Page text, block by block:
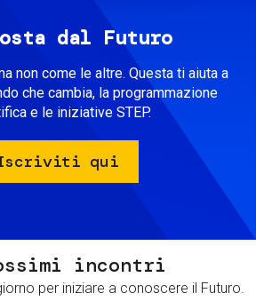
dal Futuro
non come le altre. Questa ti aiuta a
che cambia, la programmazione
e le iniziative STEP.
qui
incontri
per iniziare a conoscere il Futuro.